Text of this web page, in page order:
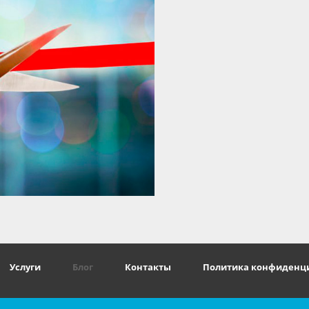
Услуги Блог Контакты Политика